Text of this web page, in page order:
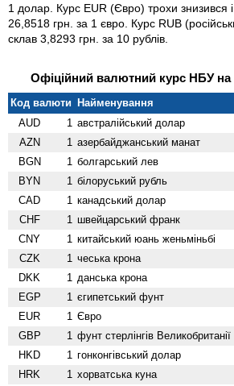
1 долар. Курс EUR (Євро) трохи знизився і
26,8518 грн. за 1 євро. Курс RUB
склав 3,8293 грн. за 10 рублів.
Офіційний валютний курс НБУ на
Код валюти Найменування
AUD
1 австралійський долар
AZN 1 азербайджанський манат
BGN 1 болгарський лев
BYN 1 білоруський рубль
CAD 1 канадський долар
CHF 1 швейцарський франк
CNY 1 китайський юань женьмiньбi
CZK 1 чеська крона
DKK 1 данська крона
EGP 1 єгипетський фунт
EUR 1 Євро
GBP 1 фунт стерлінгів Велико­британії
HKD 1 гонконгівський долар
HRK 1 хорватська куна